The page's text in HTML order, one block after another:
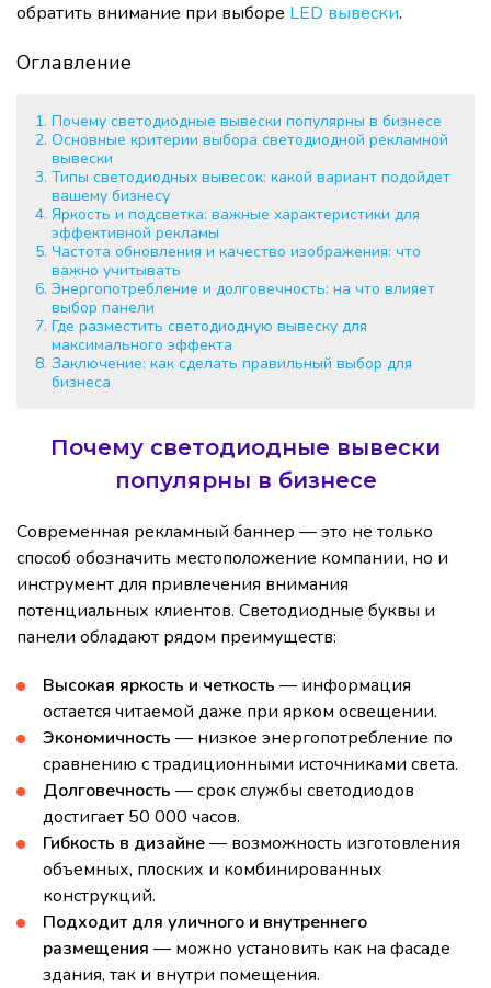
обратить внимание при выборе LED вывески.
Оглавление
Почему светодиодные вывески популярны в бизнесе
Основные критерии выбора светодиодной рекламной
вывески
Типы светодиодных вывесок: какой вариант подойдет
вашему бизнесу
Яркость и подсветка: важные характеристики для
эффективной рекламы
Частота обновления и качество изображения: что
важно учитывать
Энергопотребление и долговечность: на что влияет
выбор панели
Где разместить светодиодную вывеску для
максимального эффекта
Заключение: как сделать правильный выбор для
бизнеса
Почему светодиодные вывески
популярны в бизнесе
Современная рекламный баннер — это не только
способ обозначить местоположение компании, но и
инструмент для привлечения внимания
потенциальных клиентов. Светодиодные буквы и
панели обладают рядом преимуществ:
Высокая яркость и четкость — информация
остается читаемой даже при ярком освещении.
Экономичность — низкое энергопотребление по
сравнению с традиционными источниками света.
Долговечность — срок службы светодиодов
достигает 50 000 часов.
Гибкость в дизайне— возможность изготовления
объемных, плоских и комбинированных
конструкций.
Подходит для уличного и внутреннего
размещения — можно установить как на фасаде
здания, так и внутри помещения.